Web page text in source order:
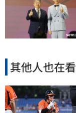
其他人也在看